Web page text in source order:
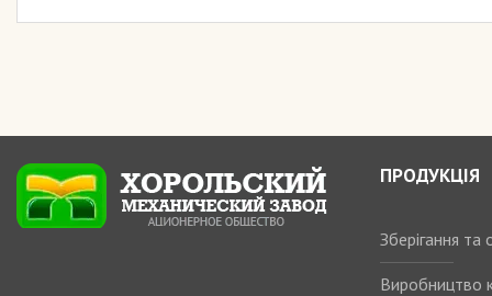
ПРОДУКЦІЯ
Зберігання
Виробництво